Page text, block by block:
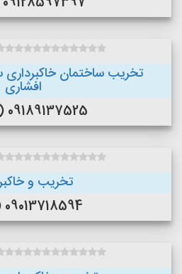
تخریب ساختمان خاکبرداری
افشاری
09189137525 (همدان)
تخریب و
09013718594 (اراک )